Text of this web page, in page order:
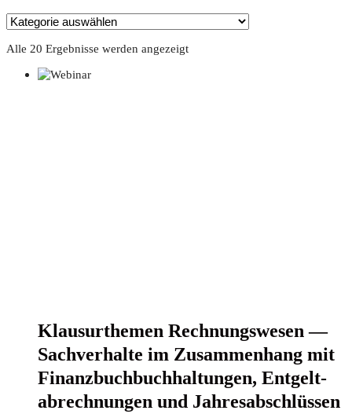
Alle 20 Ergebnisse werden angezeigt
Klau­sur­the­men Rech­nungs­we­sen —
Sach­ver­hal­te im Zusam­men­hang mit
Finanz­buch­buch­hal­tun­gen, Ent­gelt­
ab­rech­nun­gen und Jah­res­ab­schlüs­sen